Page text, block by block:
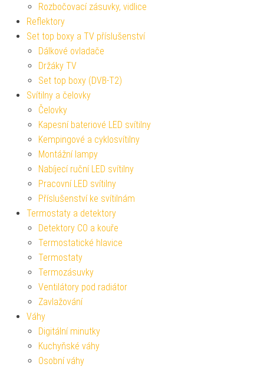
Rozbočovací zásuvky, vidlice
Reflektory
Set top boxy a TV příslušenství
Dálkové ovladače
Držáky TV
Set top boxy (DVB-T2)
Svítilny a čelovky
Čelovky
Kapesní bateriové LED svítilny
Kempingové a cyklosvítilny
Montážní lampy
Nabíjecí ruční LED svítilny
Pracovní LED svítilny
Příslušenství ke svítilnám
Termostaty a detektory
Detektory CO a kouře
Termostatické hlavice
Termostaty
Termozásuvky
Ventilátory pod radiátor
Zavlažování
Váhy
Digitální minutky
Kuchyňské váhy
Osobní váhy